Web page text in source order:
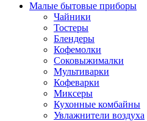
Малые бытовые приборы
Чайники
Тостеры
Блендеры
Кофемолки
Соковыжималки
Мультиварки
Кофеварки
Миксеры
Кухонные комбайны
Увлажнители воздуха